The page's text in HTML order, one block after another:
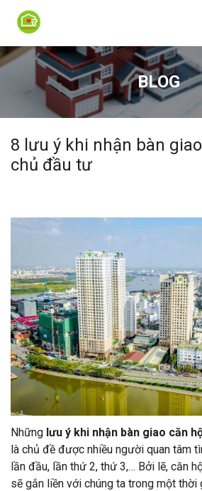
BLOG
8 lưu ý khi nhận bàn
chủ đầu tư
Những lưu ý khi nhận bàn giao căn
là chủ đề được nhiều người quan tâm
lần đầu, lần thứ 2, thứ 3,… Bởi lẽ, căn
sẽ gắn liền với chúng ta trong một thời